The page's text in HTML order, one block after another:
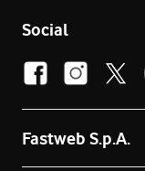
Social
Fastweb S.p.A.